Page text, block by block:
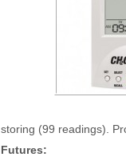
storing (99 readings).
Futures: